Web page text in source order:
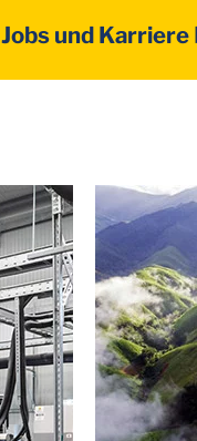
Jobs und Karriere